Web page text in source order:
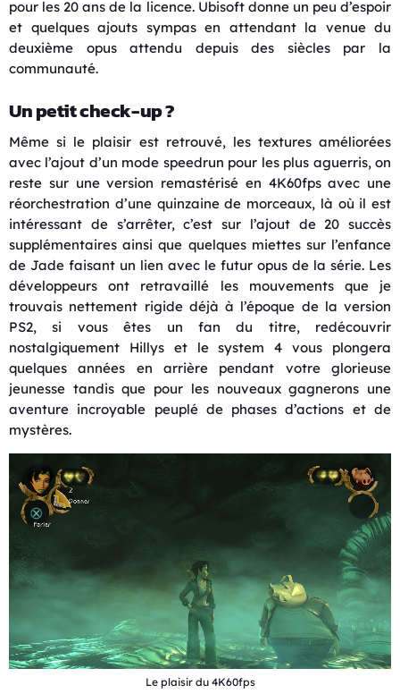
pour les 20 ans de la licence. Ubisoft donne un peu d’espoir
et quelques ajouts sympas en attendant la venue du
deuxième opus attendu depuis des siècles par la
communauté.
Un petit check-up ?
Même si le plaisir est retrouvé, les textures améliorées
avec l’ajout d’un mode speedrun pour les plus aguerris, on
reste sur une version remastérisé en 4K60fps avec une
réorchestration d’une quinzaine de morceaux, là où il est
intéressant de s’arrêter, c’est sur l’ajout de 20 succès
supplémentaires ainsi que quelques miettes sur l’enfance
de Jade faisant un lien avec le futur opus de la série. Les
développeurs ont retravaillé les mouvements que je
trouvais nettement rigide déjà à l’époque de la version
PS2, si vous êtes un fan du titre, redécouvrir
nostalgiquement Hillys et le system 4 vous plongera
quelques années en arrière pendant votre glorieuse
jeunesse tandis que pour les nouveaux gagnerons une
aventure incroyable peuplé de phases d’actions et de
mystères.
Le plaisir du 4K60fps